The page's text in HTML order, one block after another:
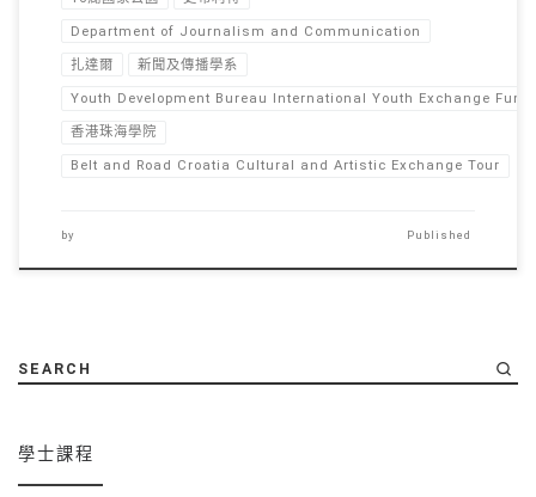
Department of Journalism and Communication
扎達爾 新聞及傳播學系
Youth Development Bureau International Youth Exchange
香港珠海學院
Belt and Road Croatia Cultural and Artistic Exchange Tour
by Published
SEARCH
學士課程